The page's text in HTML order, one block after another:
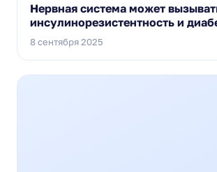
Нервная система может
инсулинорезистентность и
8 сентября 2025